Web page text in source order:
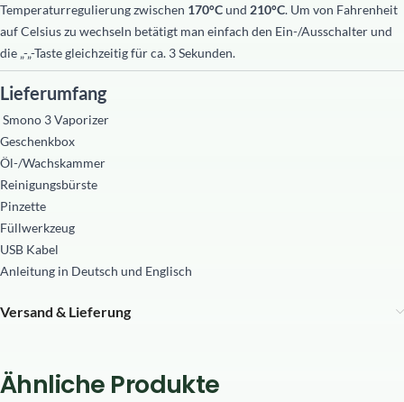
Temperaturregulierung zwischen 170°Cund 210°C. Um von Fahrenheit
auf Celsius zu wechseln betätigt man einfach den Ein-/Ausschalter und
die „-„-Taste gleichzeitig für ca. 3 Sekunden.
Lieferumfang
Smono 3 Vaporizer
Geschenkbox
Öl-/Wachskammer
Reinigungsbürste
Pinzette
Füllwerkzeug
USB Kabel
Anleitung in Deutsch und Englisch
Versand & Lieferung
Ähnliche Produkte